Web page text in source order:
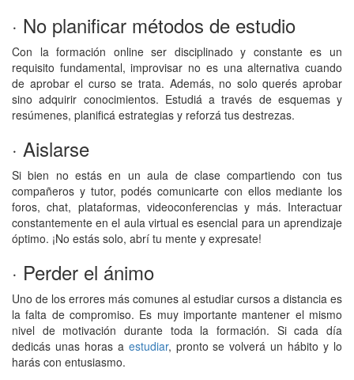
· No planificar métodos de estudio
Con la formación online ser disciplinado y constante es un
requisito fundamental, improvisar no es una alternativa cuando
de aprobar el curso se trata. Además, no solo querés aprobar
sino adquirir conocimientos. Estudiá a través de esquemas y
resúmenes, planificá estrategias y reforzá tus destrezas.
· Aislarse
Si bien no estás en un aula de clase compartiendo con tus
compañeros y tutor, podés comunicarte con ellos mediante los
foros, chat, plataformas, videoconferencias y más. Interactuar
constantemente en el aula virtual es esencial para un aprendizaje
óptimo. ¡No estás solo, abrí tu mente y expresate!
· Perder el ánimo
Uno de los errores más comunes al estudiar cursos a distancia es
la falta de compromiso. Es muy importante mantener el mismo
nivel de motivación durante toda la formación. Si cada día
dedicás unas horas a estudiar, pronto se volverá un hábito y lo
harás con entusiasmo.